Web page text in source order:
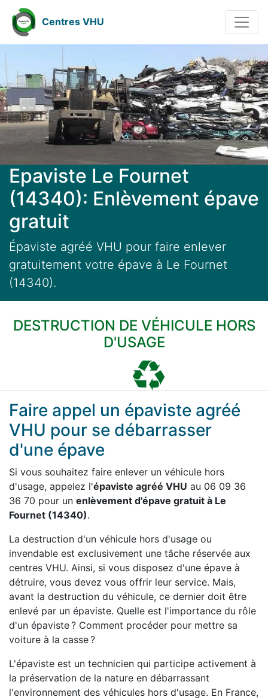
Centres VHU
Epaviste Le Fournet
(14340): Enlèvement épave
gratuit
Épaviste agréé VHU pour faire enlever
gratuitement votre épave à Le Fournet
(14340).
DESTRUCTION DE VÉHICULE HORS
D'USAGE
Faire appel un épaviste agréé
VHU pour se débarrasser
d'une épave
Si vous souhaitez faire enlever un véhicule hors
d'usage, appelez l'épaviste agréé VHU au 06 09 36
36 70 pour un enlèvement d'épave gratuit à Le
Fournet (14340).
La destruction d'un véhicule hors d'usage ou
invendable est exclusivement une tâche réservée aux
centres VHU. Ainsi, si vous disposez d'une épave à
détruire, vous devez vous offrir leur service. Mais,
avant la destruction du véhicule, ce dernier doit être
enlevé par un épaviste. Quelle est l'importance du rôle
d'un épaviste ? Comment procéder pour mettre sa
voiture à la casse ?
L'épaviste est un technicien qui participe activement à
la préservation de la nature en débarrassant
l'environnement des véhicules hors d'usage. En France,